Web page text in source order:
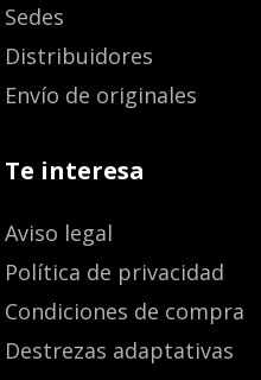
Sedes
Distribuidores
Envío de originales
Te interesa
Aviso legal
Política de privacidad
Condiciones de compra
Destrezas adaptativas